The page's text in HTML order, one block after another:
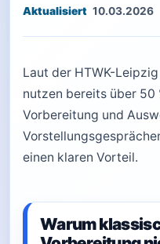
10.03.2026
Laut der HTWK-
nutzen bereits über 50
Vorbereitung und
einen klaren Vorteil.
Warum